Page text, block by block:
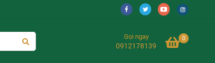
Gọi ngay
0912178139
0